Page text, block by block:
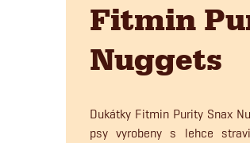
Fitmin
Nuggets
Dukátky Fitmin Purity Snax
psy vyrobeny s lehce